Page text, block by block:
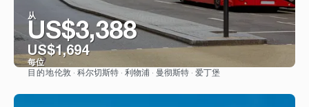
从
US$3,388
US$1,694
每位
目的地伦敦 · 科尔切斯特 · 利物浦 · 曼彻斯特 · 爱丁堡